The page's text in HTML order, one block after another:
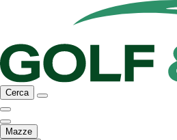
Cerca
Mazze